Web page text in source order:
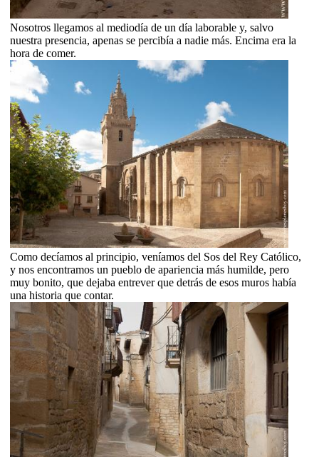
Nosotros llegamos al mediodía de un día laborable y, salvo
nuestra presencia, apenas se percibía a nadie más. Encima era la
hora de comer.
Como decíamos al principio, veníamos del Sos del Rey Católico,
y nos encontramos un pueblo de apariencia más humilde, pero
muy bonito, que dejaba entrever que detrás de esos muros había
una historia que contar.